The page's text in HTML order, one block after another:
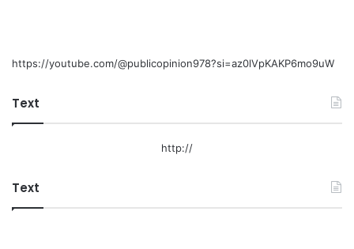
https://youtube.com/@publicopinion978?si=az0lVpKAKP6mo9uW
Text
http://
Text